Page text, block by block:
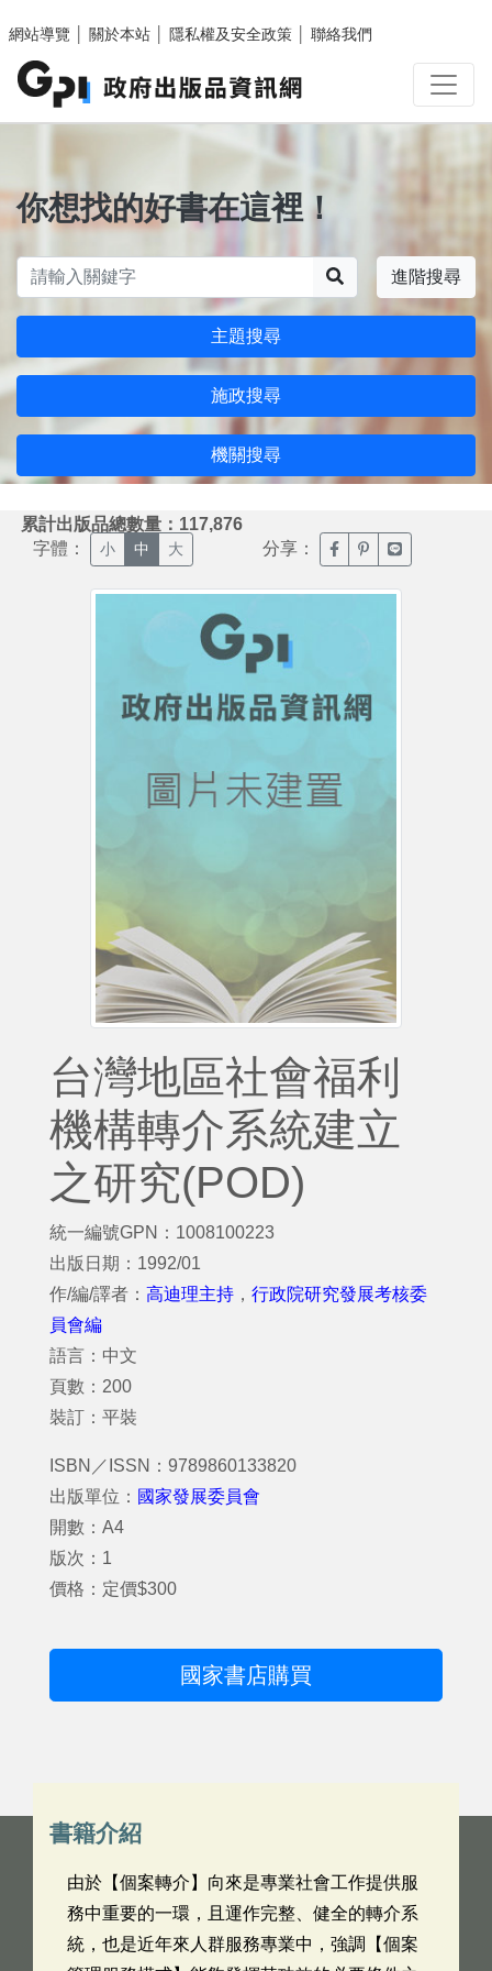
網站導覽
關於本站 隱私權及安全政策 聯絡我們
你想找的好書在這裡！
進階搜尋
主題搜尋
施政搜尋
機關搜尋
累計出版品總數量：117,876
字體： 小 中 大 分享： 臉書分享(另開新視窗)
噗浪分享(另開新
Line分享(另
台灣地區社會福利
機構轉介系統建立
之研究(POD)
統一編號GPN：1008100223
出版日期：1992/01
作/編/譯者： 高迪理主持 ， 行政院研究發展考核委
員會編
語言：中文
頁數：200
裝訂：平裝
ISBN／ISSN：9789860133820
出版單位： 國家發展委員會
開數：A4
版次：1
價格：定價$300
國家書店購買
書籍介紹
由於【個案轉介】向來是專業社會工作提供服
務中重要的一環，且運作完整、健全的轉介系
統，也是近年來人群服務專業中，強調【個案